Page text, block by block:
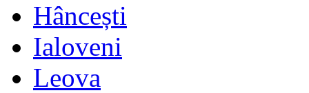
Hâncești
Ialoveni
Leova